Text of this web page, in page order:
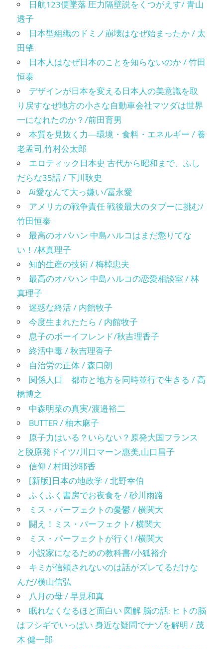
日航123便墜落 圧力隔壁説をくつがえす/ 青山
透子
日本型組織のドミノ崩壊はなぜ始まったか / 太
田肇
日本人はなぜ日本のことを知らないのか / 竹田
恒泰
デザインが日本を変える日本人の美意識を取
り戻すなぜ地方の小さな自動車会社マツダは世界
一になれたのか？/前田育男
本質を見抜く力―環境・食料・エネルギー / 養
老孟司,竹村公太郎
エロティック日本史 古代から昭和まで、ふし
だらな35話 / 下川耿史
Ai愛なんて大っ嫌い/冨永愛
アメリカの戦争責任 戦後最大のタブーに挑む/
竹田恒泰
最高のオバハン 中島ハルコはまだ懲りてな
い！/林真理子
知的生産の技術 / 梅棹忠夫
最高のオバハン 中島ハルコの恋愛相談室 / 林
真理子
迷惑な終活 / 内館牧子
今度生まれたたら / 内館牧子
息子のボーイフレンド/秋吉理香子
終活中毒 / 秋吉理香子
自治労の正体 / 森口朗
関係人口 都市と地方を同時並行で生きる / 高
橋博之
中森明菜の真実/渡邉裕二
BUTTER / 柚木麻子
原子力はいる？いらない？原発大国フランス
と脱原発ドイツ/川口マーン惠美,山口昌子
信仰 / 村田沙耶香
[新版]日本の地政学 / 北野幸伯
ふくふく書房でお夜食を / 砂川雨路
ミス・パーフェクトの憂鬱 / 横関大
闘え！ミス・パーフェクト/ 横関大
ミス・パーフェクトが行く! /横関大
小説家になるための教科書/小狐裕介
キミが信頼されないのは話がズレてるだけな
んだ/横山信弘
八月の母 / 早見和真
眠れなくなるほど面白い 図解 脳の話: ヒトの脳
はフシギでいっぱい 身近な疑問でナゾを解明 / 茂
木 健一郎